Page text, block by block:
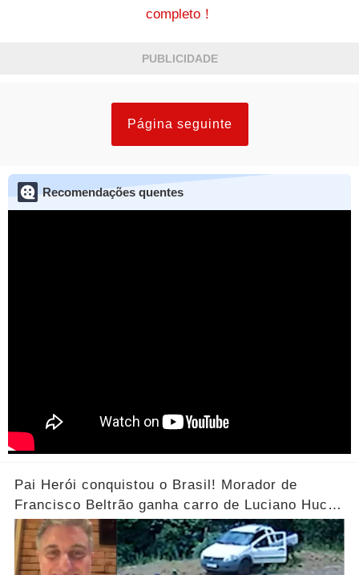
completo！
PUBLICIDADE
Página seguinte
Recomendações quentes
Pai Herói conquistou o Brasil! Morador de
Francisco Beltrão ganha carro de Luciano Huck
após vídeo dos filhos viralizar.... Ver mais